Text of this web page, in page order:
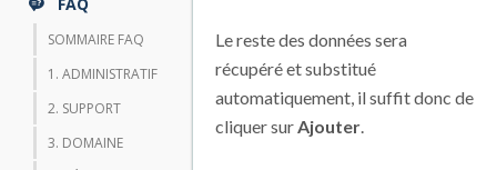
SOMMAIRE FAQ
1. ADMINISTRATIF
2. SUPPORT
3. DOMAINE
Le reste des données sera
récupéré et substitué
automatiquement, il suffit donc de
cliquer surAjouter.